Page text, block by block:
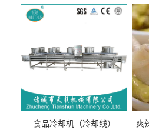
食品冷却机（冷却线）
爽